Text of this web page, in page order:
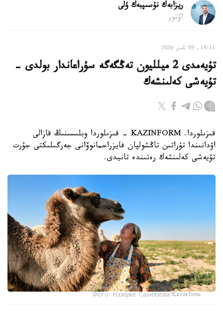
ريزابەك نۇسىپبەك ۇلى
اۆتور
14:11, 09 تامىز 2026
تۇيەمدى 2 ميلليون تەڭگەگە سۇراعاندار بولدى -
تۇيەشى كەلىنشەك
قىزىلوردا. KAZINFORM - قىزىلوردا وبلىسىنىڭ قازالى
اۋدانىندا تۇراتىن تاڭشولپان فايزراحمانوۆانى جەرگىلىكتى جۇرت
تۇيەشى كەلىنشەك رەتىندە تانيدى.
Фото: Назерке Саниязова/Kazinform